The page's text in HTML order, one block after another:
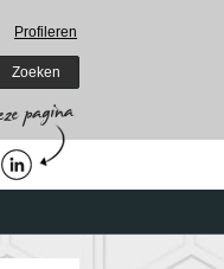
Profileren
Zoeken